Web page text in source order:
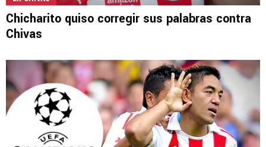
Chicharito quiso corregir sus palabras contra
Chivas